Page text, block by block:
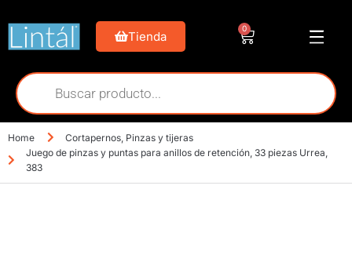
Tienda
0
Home Cortapernos, Pinzas y tijeras
Juego de pinzas y puntas para anillos de retención, 33 piezas Urrea,
383